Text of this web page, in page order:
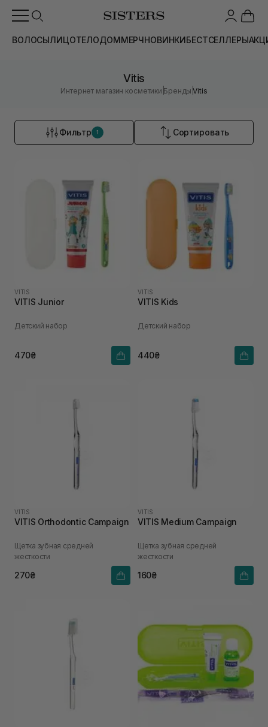
ВОЛОСЫЛИЦОТЕЛОДОММЕРЧНОВИНКИБЕСТСЕЛЛЕРЫ
Vitis
Интернет магазин косметики |Бренды |Vitis
Фильтр 1 Сортировать
VITIS
VITIS Junior
Детский набор
470₴
VITIS
VITIS Kids
Детский набор
440₴
VITIS
VITIS Orthodontic Campaign
Щетка зубная средней
жесткости
270₴
VITIS
VITIS Medium Campaign
Щетка зубная средней
жесткости
160₴